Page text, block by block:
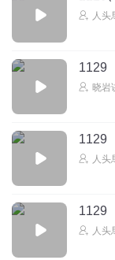
人头
1129
晓岩
1129
人头
1129
人头